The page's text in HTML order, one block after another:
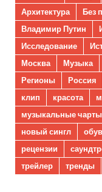
Архитектура
Без
Владимир Путин
Исследование
Москва
Музыка
Регионы
Россия
клип
красота
музыкальные
новый сингл
рецензии
трейлер
тренды